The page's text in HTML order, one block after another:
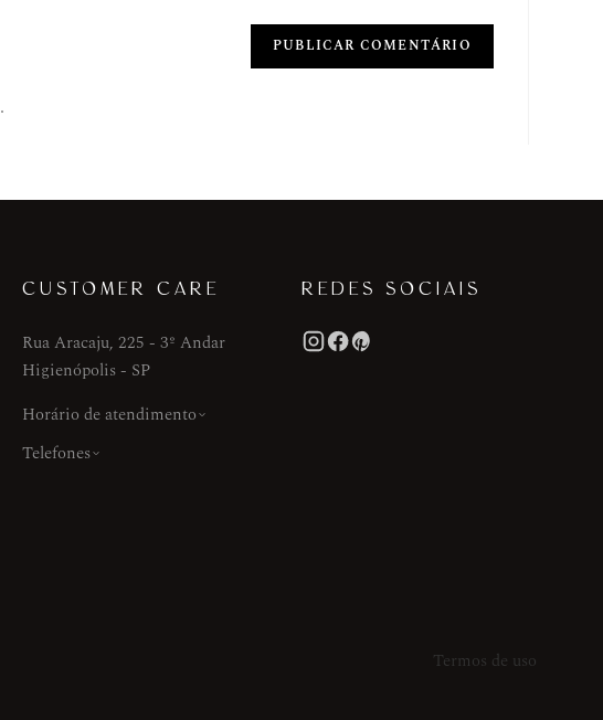
.
CUSTOMER CARE
Rua Aracaju, 225 - 3º Andar
Higienópolis - SP
Horário de atendimento
Telefones
REDES SOCIAIS
Termos de uso